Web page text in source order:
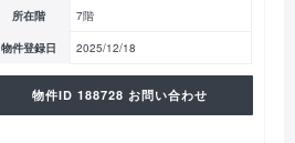
所在階 7階
物件登録日 2025/12/18
物件ID 188728 お問い合わせ